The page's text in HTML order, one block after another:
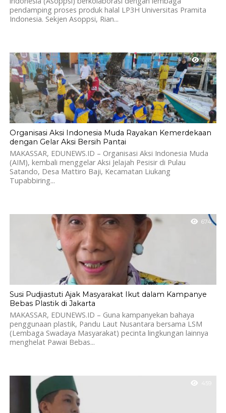
pendamping proses produk halal LP3H Universitas Pramita
Indonesia. Sekjen Asoppsi, Rian...
688
Organisasi Aksi Indonesia Muda Rayakan Kemerdekaan
dengan Gelar Aksi Bersih Pantai
MAKASSAR, EDUNEWS.ID – Organisasi Aksi Indonesia Muda
(AIM), kembali menggelar Aksi Jelajah Pesisir di Pulau
Satando, Desa Mattiro Baji, Kecamatan Liukang
Tupabbiring...
674
Susi Pudjiastuti Ajak Masyarakat Ikut dalam Kampanye
Bebas Plastik di Jakarta
MAKASSAR, EDUNEWS.ID – Guna kampanyekan bahaya
penggunaan plastik, Pandu Laut Nusantara bersama LSM
(Lembaga Swadaya Masyarakat) pecinta lingkungan lainnya
menghelat Pawai Bebas...
459